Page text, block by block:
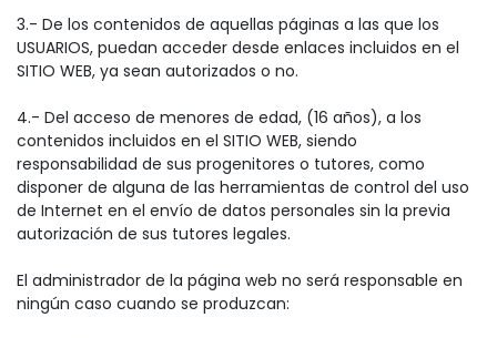
3.- De los contenidos de aquellas páginas a las que los
USUARIOS, puedan acceder desde enlaces incluidos en el
SITIO WEB, ya sean autorizados o no.
4.- Del acceso de menores de edad, (16 años), a los
contenidos incluidos en el SITIO WEB, siendo
responsabilidad de sus progenitores o tutores, como
disponer de alguna de las herramientas de control del uso
de Internet en el envío de datos personales sin la previa
autorización de sus tutores legales.
El administrador de la página web no será responsable en
ningún caso cuando se produzcan: